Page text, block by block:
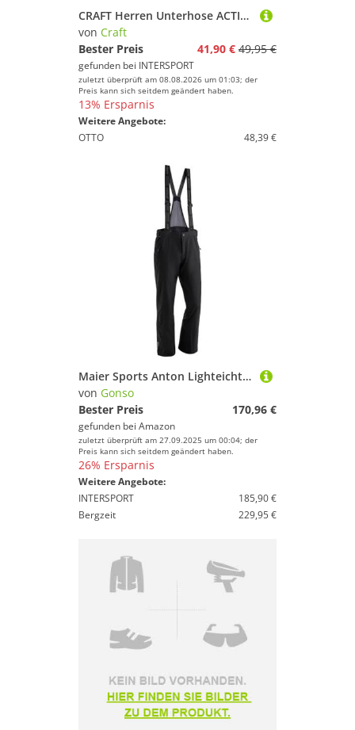
CRAFT Herren Unterhose ACTIVE INTENSITY PANTS M
von Craft
Bester Preis
41,90 € 49,95 €
gefunden bei INTERSPORT
zuletzt überprüft am 08.08.2026 um 01:03; der
Preis kann sich seitdem geändert haben.
13% Ersparnis
Weitere Angebote:
OTTO
48,39 €
Maier Sports Anton Lighteichte Herren Skihose, Wasserdichte Schneehose mit Hosenträgern, Stretchmaterial und verstellbarer Bund, PFC-frei, mTEX Wetterschutz
von Gonso
Bester Preis
170,96 €
gefunden bei Amazon
zuletzt überprüft am 27.09.2025 um 00:04; der
Preis kann sich seitdem geändert haben.
26% Ersparnis
Weitere Angebote:
INTERSPORT
185,90 €
Bergzeit
229,95 €